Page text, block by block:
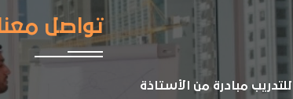
مبادرة من الأستاذة
تواصل معنا